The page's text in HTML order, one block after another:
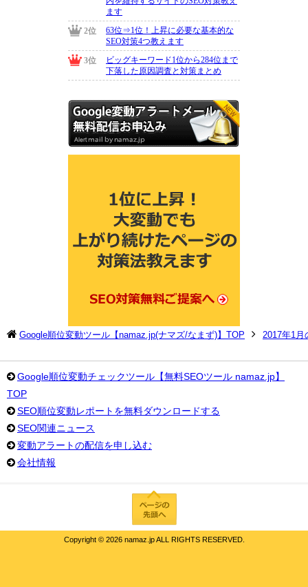
Google順位変動ツール【namaz.jp(ナマズ/なまず)】TOP 2017年1月
Google順位変動チェックツール【無料SEOツール namaz.jp】
TOP
SEO順位変動レポートを無料ダウンロードする
SEO関連ニュース
変動アラートの配信を申し込む
会社情報
Copyright © 2026 namaz.jp ALL RIGHTS RESERVED.